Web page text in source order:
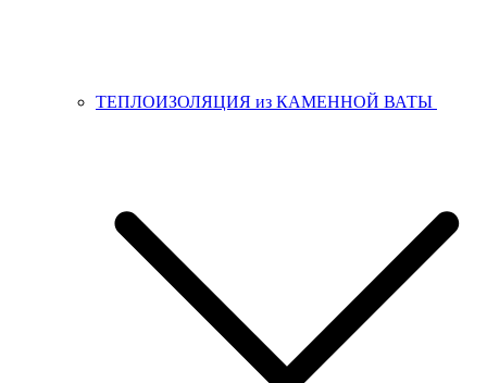
ТЕПЛОИЗОЛЯЦИЯ из КАМЕННОЙ ВАТЫ